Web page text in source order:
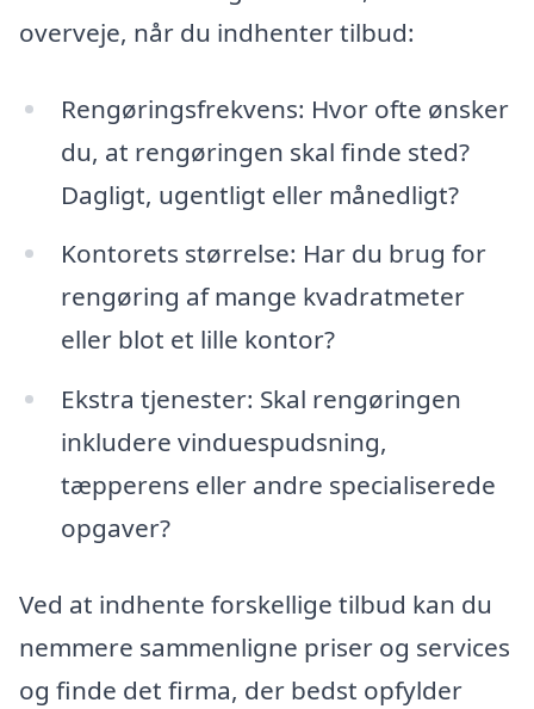
overveje, når du indhenter tilbud:
Rengøringsfrekvens: Hvor ofte ønsker
du, at rengøringen skal finde sted?
Dagligt, ugentligt eller månedligt?
Kontorets størrelse: Har du brug for
rengøring af mange kvadratmeter
eller blot et lille kontor?
Ekstra tjenester: Skal rengøringen
inkludere vinduespudsning,
tæpperens eller andre specialiserede
opgaver?
Ved at indhente forskellige tilbud kan du
nemmere sammenligne priser og services
og finde det firma, der bedst opfylder